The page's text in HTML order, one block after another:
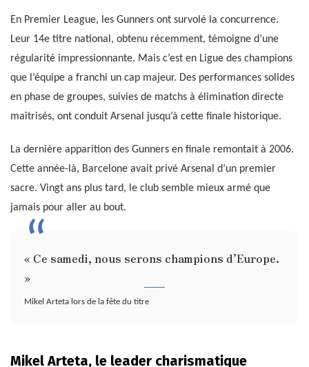
En Premier League, les Gunners ont survolé la concurrence.
Leur 14e titre national, obtenu récemment, témoigne d’une
régularité impressionnante. Mais c’est en Ligue des champions
que l’équipe a franchi un cap majeur. Des performances solides
en phase de groupes, suivies de matchs à élimination directe
maîtrisés, ont conduit Arsenal jusqu’à cette finale historique.
La dernière apparition des Gunners en finale remontait à 2006.
Cette année-là, Barcelone avait privé Arsenal d’un premier
sacre. Vingt ans plus tard, le club semble mieux armé que
jamais pour aller au bout.
« Ce samedi, nous serons champions d’Europe.
»
Mikel Arteta lors de la fête du titre
Mikel Arteta, le leader charismatique